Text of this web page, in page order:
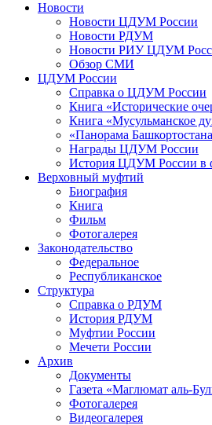
Новости
Новости ЦДУМ России
Новости РДУМ
Новости РИУ ЦДУМ
Обзор СМИ
ЦДУМ России
Справка о ЦДУМ России
Книга «Исторические
Книга «Мусульманское
«Панорама
Награды ЦДУМ России
История ЦДУМ России в
Верховный муфтий
Биография
Книга
Фильм
Фотогалерея
Законодательство
Федеральное
Республиканское
Структура
Справка о РДУМ
История РДУМ
Муфтии России
Мечети России
Архив
Документы
Газета «Маглюмат аль-
Фотогалерея
Видеогалерея